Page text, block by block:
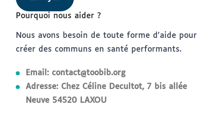
Pourquoi nous aider ?
Nous avons besoin de toute forme d'aide pour
créer des communs en santé performants.
Email: contact@toobib.org
Adresse: Chez Céline Decultot, 7 bis allée
Neuve 54520 LAXOU